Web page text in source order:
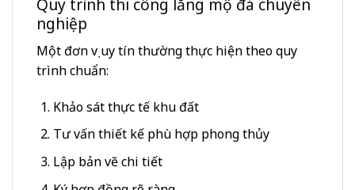
Quy trình thi công lăng mộ đá chuyên
nghiệp
Một đơn vị uy tín thường thực hiện theo quy
trình chuẩn:
Khảo sát thực tế khu đất
Tư vấn thiết kế phù hợp phong thủy
Lập bản vẽ chi tiết